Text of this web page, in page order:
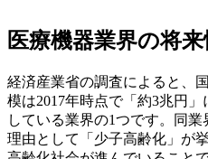
医療機器業界の将
経済産業省の調査によると、
模は2017年時点で「約3兆円
している業界の1つです。同
理由として「少子高齢化」が